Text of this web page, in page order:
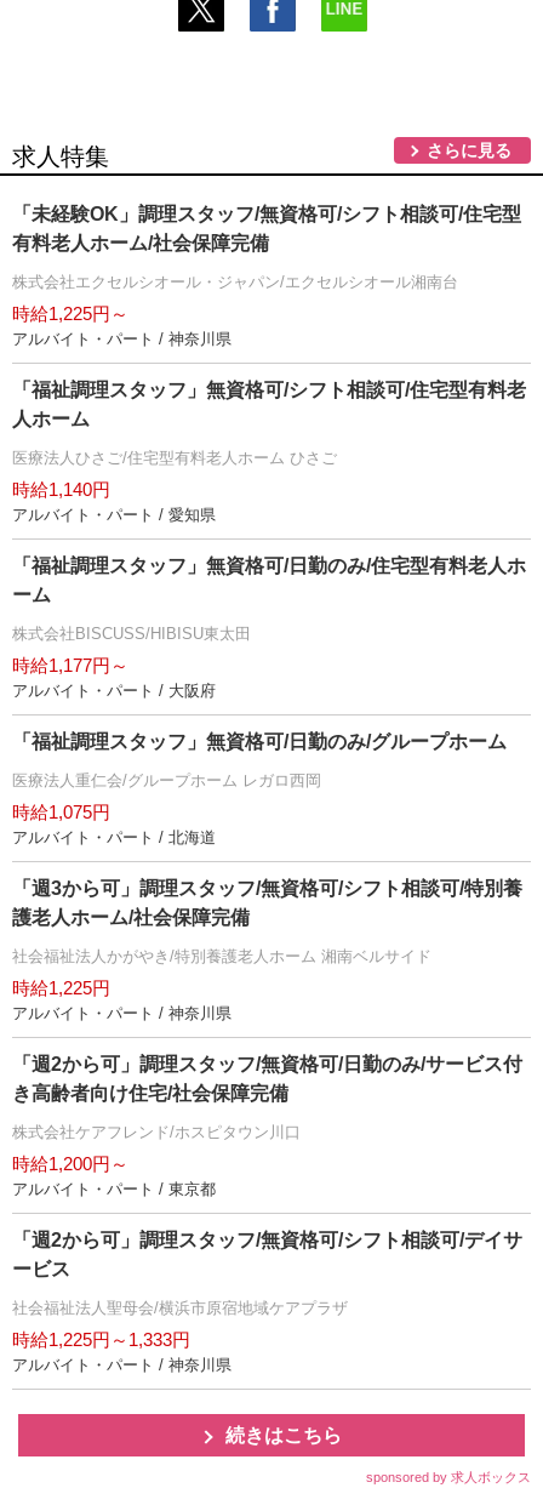
求人特集 さらに見る
「未経験OK」調理スタッフ/無資格可/シフト相談可/住宅型
有料老人ホーム/社会保障完備
株式会社エクセルシオール・ジャパン/エクセルシオール湘南台
時給1,225円～
アルバイト・パート / 神奈川県
「福祉調理スタッフ」無資格可/シフト相談可/住宅型有料老
人ホーム
医療法人ひさご/住宅型有料老人ホーム ひさご
時給1,140円
アルバイト・パート / 愛知県
「福祉調理スタッフ」無資格可/日勤のみ/住宅型有料老人ホ
ーム
株式会社BISCUSS/HIBISU東太田
時給1,177円～
アルバイト・パート / 大阪府
「福祉調理スタッフ」無資格可/日勤のみ/グループホーム
医療法人重仁会/グループホーム レガロ西岡
時給1,075円
アルバイト・パート / 北海道
「週3から可」調理スタッフ/無資格可/シフト相談可/特別養
護老人ホーム/社会保障完備
社会福祉法人かがやき/特別養護老人ホーム 湘南ベルサイド
時給1,225円
アルバイト・パート / 神奈川県
「週2から可」調理スタッフ/無資格可/日勤のみ/サービス付
き高齢者向け住宅/社会保障完備
株式会社ケアフレンド/ホスピタウン川口
時給1,200円～
アルバイト・パート / 東京都
「週2から可」調理スタッフ/無資格可/シフト相談可/デイサ
ービス
社会福祉法人聖母会/横浜市原宿地域ケアプラザ
時給1,225円～1,333円
アルバイト・パート / 神奈川県
続きはこちら
sponsored by 求人ボックス